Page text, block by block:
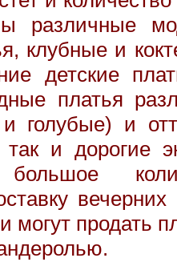
различные
клубные и
детские
платья
голубые) и
так и
большое
могут продать